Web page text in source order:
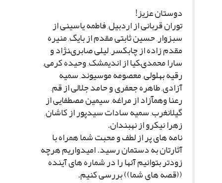
دوستان عزیز!
توران قربانى از اردبیل, فاطمه یاسینى از
سبزوار, حسین ثابتى مقدم از بایگ, منیره
مقدم زاده از چابکسر, لیلى صابرىنژاد و
سارا محمدىکیا از اندیمشک, وحیده کرمى,
رقیه بهلولى, معصومه موسیوند, سمیه
آزادى, طاهره جعفرى و حامد جلالى از قم,
رعنا وهمآزاد از مراغه, سیمین مصطفایى از
گیلانغرب, سمیه سادات سیدپور از کاشان,
زهرا نیکرو از نهبندان.
نامه هاى پر از لطف و محبت شما همراه با
آثارتان به دستمان رسید. امیدواریم هرچه
زودتر بتوانیم آنها را در شماره هاى آینده
((قصه هاى شما)) بررسى کنیم.